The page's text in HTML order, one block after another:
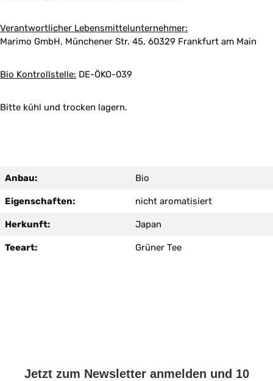
Verantwortlicher Lebensmittelunternehmer:
Marimo GmbH, Münchener Str. 45, 60329 Frankfurt am Main
Bio Kontrollstelle: DE-ÖKO-039
Bitte kühl und trocken lagern.
Anbau: Bio
Eigenschaften: nicht aromatisiert
Herkunft: Japan
Teeart: Grüner Tee
Jetzt zum Newsletter anmelden und 10